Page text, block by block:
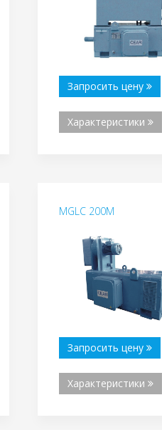
Запросить цену
Характеристики
MGLC 200M
Запросить цену
Характеристики